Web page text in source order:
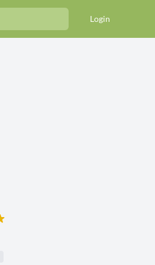
Login